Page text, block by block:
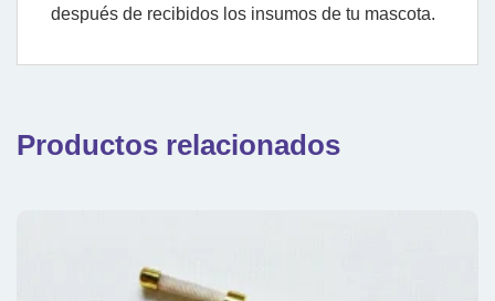
después de recibidos los insumos de tu mascota.
Productos relacionados